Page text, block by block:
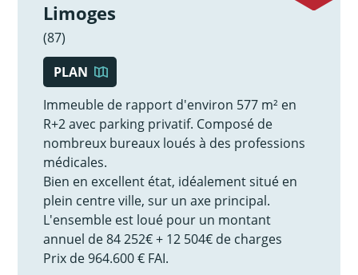
Limoges
(87)
PLAN
Immeuble de rapport d'environ 577 m² en
R+2 avec parking privatif. Composé de
nombreux bureaux loués à des professions
médicales.
Bien en excellent état, idéalement situé en
plein centre ville, sur un axe principal.
L'ensemble est loué pour un montant
annuel de 84 252€ + 12 504€ de charges
Prix de 964.600 € FAI.